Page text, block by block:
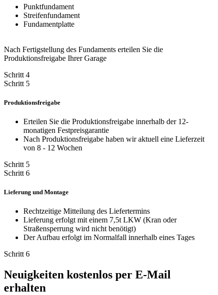
Punktfundament
Streifenfundament
Fundamentplatte
Nach Fertigstellung des Fundaments erteilen Sie die
Produktionsfreigabe Ihrer Garage
Schritt 4
Schritt 5
Produktionsfreigabe
Erteilen Sie die Produktionsfreigabe innerhalb der 12-
monatigen Festpreisgarantie
Nach Produktionsfreigabe haben wir aktuell eine Lieferzeit
von 8 - 12 Wochen
Schritt 5
Schritt 6
Lieferung und Montage
Rechtzeitige Mitteilung des Liefertermins
Lieferung erfolgt mit einem 7,5t LKW (Kran oder
Straßensperrung wird nicht benötigt)
Der Aufbau erfolgt im Normalfall innerhalb eines Tages
Schritt 6
Neuigkeiten kostenlos per E-Mail
erhalten